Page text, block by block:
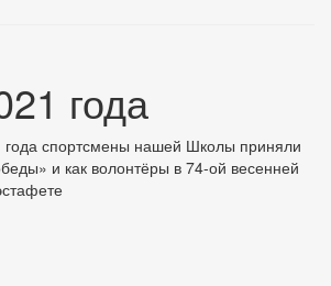
года
спортсмены нашей Школы приняли
и как волонтёры в 74-ой весенней